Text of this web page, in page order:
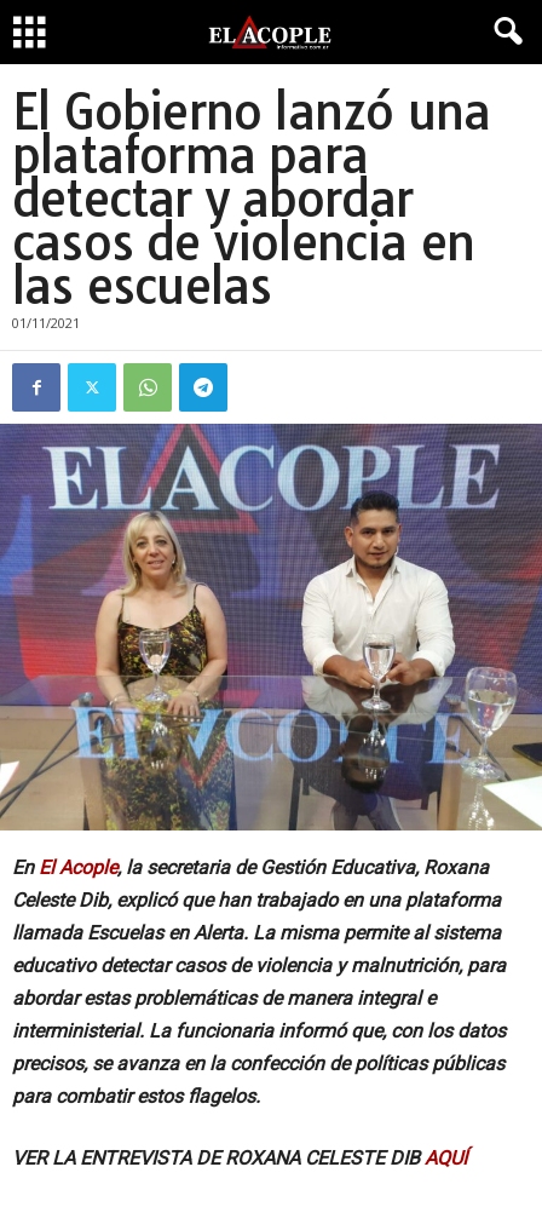
El Gobierno lanzó una
plataforma para
detectar y abordar
casos de violencia en
las escuelas
01/11/2021
En El Acople, la secretaria de Gestión Educativa, Roxana
Celeste Dib, explicó que han trabajado en una plataforma
llamada Escuelas en Alerta. La misma permite al sistema
educativo detectar casos de violencia y malnutrición, para
abordar estas problemáticas de manera integral e
interministerial. La funcionaria informó que, con los datos
precisos, se avanza en la confección de políticas públicas
para combatir estos flagelos.
VER LA ENTREVISTA DE ROXANA CELESTE DIBAQUÍ